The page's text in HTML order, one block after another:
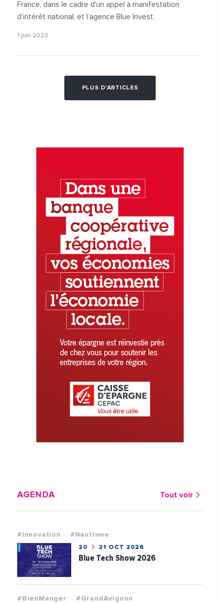
France, dans le cadre d'un appel à manifestation
d’intérêt national, et l’agence Blue Invest.
1 juin 2023
PLUS D'ARTICLES
AGENDA Tout voir
#Innovation #Nautisme
20 21 OCT 2026
Blue Tech Show 2026
#BienManger #GrandAvignon